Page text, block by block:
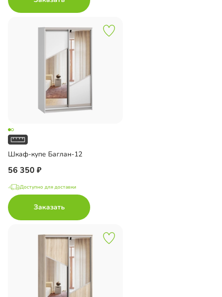
Шкаф-купе Баглан-12
56 350
Доступно для доставки
Заказать